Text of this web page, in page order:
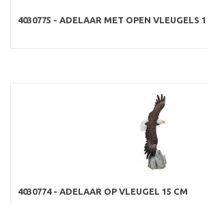
4030775 - ADELAAR MET OPEN VLEUGELS
4030774 - ADELAAR OP VLEUGEL 15 CM